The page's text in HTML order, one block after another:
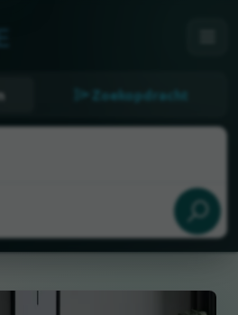
Zoekopdracht